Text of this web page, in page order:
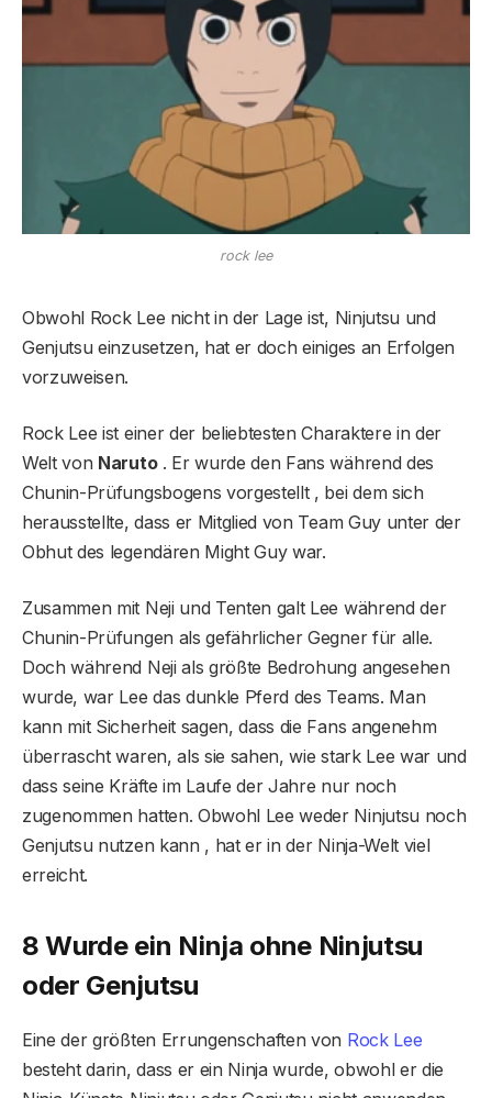
rock lee
Obwohl Rock Lee nicht in der Lage ist, Ninjutsu und
Genjutsu einzusetzen, hat er doch einiges an Erfolgen
vorzuweisen.
Rock Lee ist einer der beliebtesten Charaktere in der
Welt von Naruto. Er wurde den Fans während des
Chunin-Prüfungsbogens vorgestellt , bei dem sich
herausstellte, dass er Mitglied von Team Guy unter der
Obhut des legendären Might Guy war.
Zusammen mit Neji und Tenten galt Lee während der
Chunin-Prüfungen als gefährlicher Gegner für alle.
Doch während Neji als größte Bedrohung angesehen
wurde, war Lee das dunkle Pferd des Teams. Man
kann mit Sicherheit sagen, dass die Fans angenehm
überrascht waren, als sie sahen, wie stark Lee war und
dass seine Kräfte im Laufe der Jahre nur noch
zugenommen hatten. Obwohl Lee weder Ninjutsu noch
Genjutsu nutzen kann , hat er in der Ninja-Welt viel
erreicht.
8 Wurde ein Ninja ohne Ninjutsu
oder Genjutsu
Eine der größten Errungenschaften von Rock Lee
besteht darin, dass er ein Ninja wurde, obwohl er die